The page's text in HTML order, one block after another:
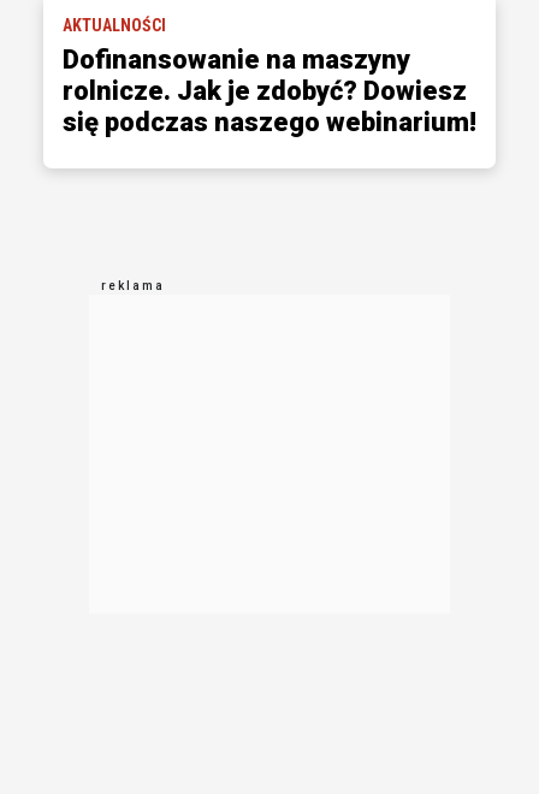
AKTUALNOŚCI
Dofinansowanie na maszyny
rolnicze. Jak je zdobyć? Dowiesz
się podczas naszego webinarium!